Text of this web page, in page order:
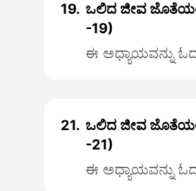
19. ಒಲಿದ ಜೀವ
-19)
ಈ ಅಧ್ಯಾಯವನ್ನು
21. ಒಲಿದ ಜೀವ
-21)
ಈ ಅಧ್ಯಾಯವನ್ನು